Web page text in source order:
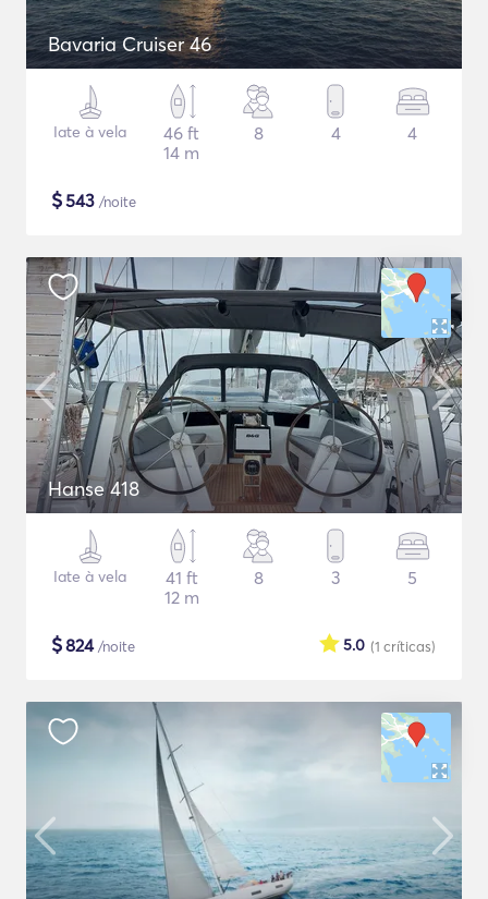
Bavaria Cruiser 46
Iate à vela
46 ft
14 m
8 4 4
$543 /noite
Hanse 418
Iate à vela
41 ft
12 m
8 3 5
$824/noite (1 críticas)
5.0